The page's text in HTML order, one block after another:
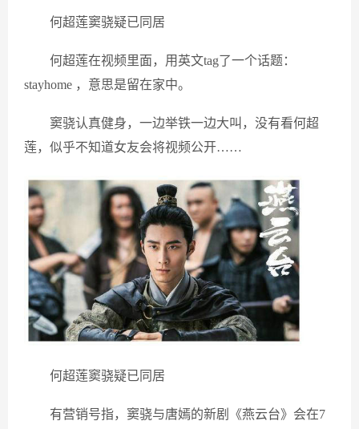
何超莲窦骁疑已同居
何超莲在视频里面，用英文tag了一个话题：
stayhome ，意思是留在家中。
窦骁认真健身，一边举铁一边大叫，没有看何超
莲，似乎不知道女友会将视频公开……
何超莲窦骁疑已同居
有营销号指，窦骁与唐嫣的新剧《燕云台》会在7